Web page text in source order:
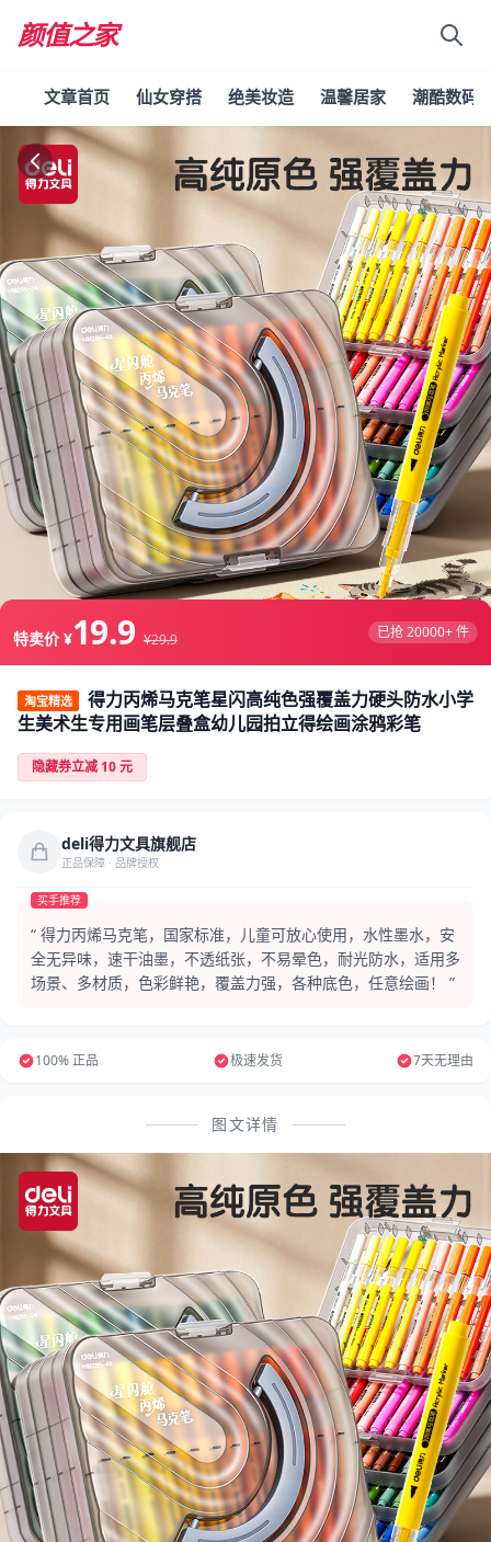
颜值之家
文章首页 仙女穿搭 绝美妆造 温馨居家 潮酷数码
特卖价 ¥19.9 ¥29.9 已抢 20000+ 件
淘宝精选
得力丙烯马克笔星闪高纯色强覆盖力硬头防水小学
生美术生专用画笔层叠盒幼儿园拍立得绘画涂鸦彩笔
隐藏券立减 10 元
deli得力文具旗舰店
正品保障 · 品牌授权
买手推荐
“ 得力丙烯马克笔，国家标准，儿童可放心使用，水性墨水，安
全无异味，速干油墨，不透纸张，不易晕色，耐光防水，适用多
场景、多材质，色彩鲜艳，覆盖力强，各种底色，任意绘画！ ”
100% 正品 极速发货 7天无理由
图文详情